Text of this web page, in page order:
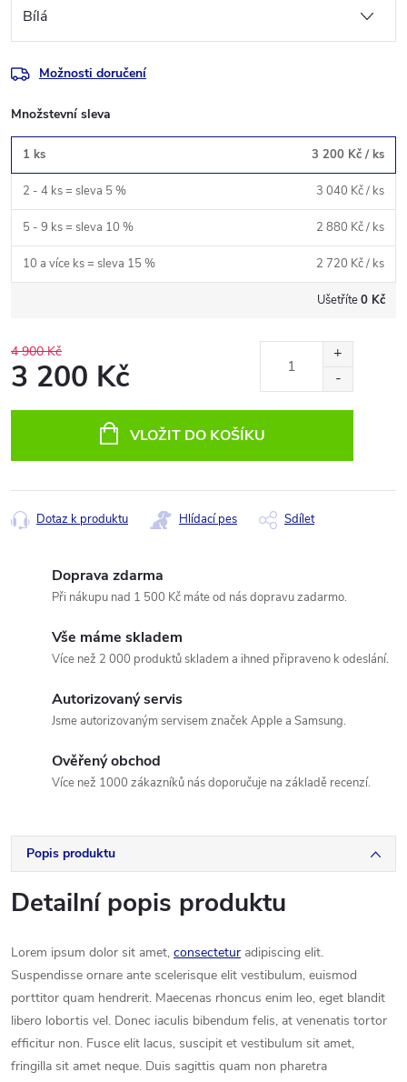
Možnosti doručení
Množstevní sleva
1 ks 3 200 Kč / ks
2 - 4 ks = sleva 5 % 3 040 Kč/ ks
5 - 9 ks = sleva 10 % 2 880 Kč/ ks
10 a více ks = sleva 15 % 2 720 Kč/ ks
Ušetříte0 Kč
4 900 Kč
3 200 Kč
VLOŽIT DO KOŠÍKU
Dotaz k produktu Hlídací pes Sdílet
Doprava zdarma
Při nákupu nad 1 500 Kč máte od nás dopravu zadarmo.
Vše máme skladem
Více než 2 000 produktů skladem a ihned připraveno k odeslání.
Autorizovaný servis
Jsme autorizovaným servisem značek Apple a Samsung.
Ověřený obchod
Více než 1000 zákazníků nás doporučuje na základě recenzí.
Popis produktu
Detailní popis produktu
Lorem ipsum dolor sit amet, consectetur adipiscing elit.
Suspendisse ornare ante scelerisque elit vestibulum, euismod
porttitor quam hendrerit. Maecenas rhoncus enim leo, eget blandit
libero lobortis vel. Donec iaculis bibendum felis, at venenatis tortor
efficitur non. Fusce elit lacus, suscipit et vestibulum sit amet,
fringilla sit amet neque. Duis sagittis quam non pharetra